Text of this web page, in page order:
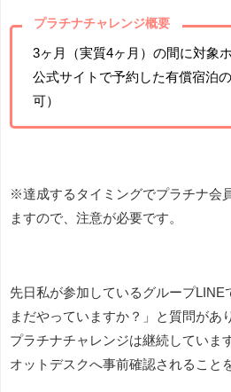
プラチナチャレンジ概要
3ヶ月（実質4ヶ月）の間に対象
公式サイトで予約した有償宿泊
可）
※達成するタイミングでプラチナ会
ますので、注意が必要です。
先日私が参加しているグループLINE
まだやっていますか？」と質問があ
プラチナチャレンジは継続していま
オットデスクへ事前確認されること